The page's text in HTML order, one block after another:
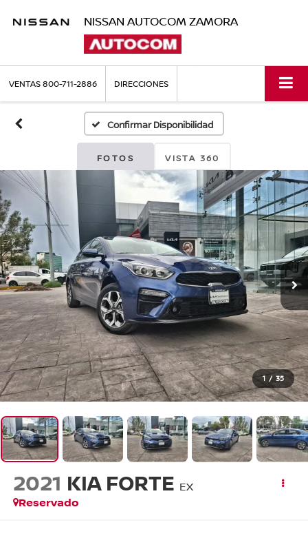
NISSAN AUTOCOM ZAMORA
VENTAS800-711-2886 DIRECCIONES
Confirmar Disponibilidad
FOTOS VISTA 360
1 / 35
2021 KIA FORTE EX
Reservado